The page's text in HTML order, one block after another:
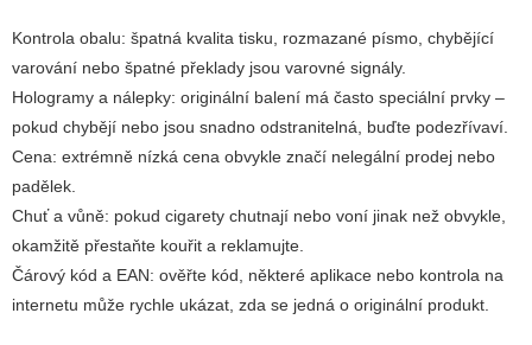
Kontrola obalu: špatná kvalita tisku, rozmazané písmo, chybějící
varování nebo špatné překlady jsou varovné signály.
Hologramy a nálepky: originální balení má často speciální prvky –
pokud chybějí nebo jsou snadno odstranitelná, buďte podezřívaví.
Cena: extrémně nízká cena obvykle značí nelegální prodej nebo
padělek.
Chuť a vůně: pokud cigarety chutnají nebo voní jinak než obvykle,
okamžitě přestaňte kouřit a reklamujte.
Čárový kód a EAN: ověřte kód, některé aplikace nebo kontrola na
internetu může rychle ukázat, zda se jedná o originální produkt.